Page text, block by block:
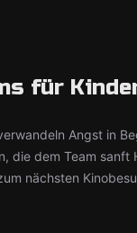
für
Angst in
die dem Team
nächsten